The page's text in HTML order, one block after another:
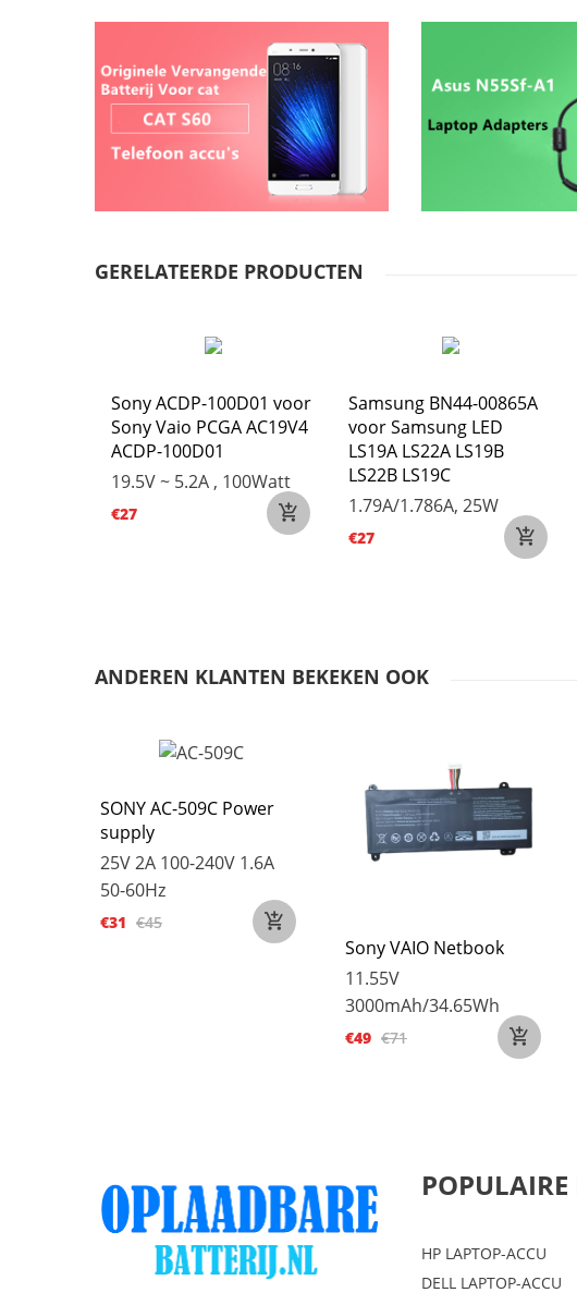
GERELATEERDE PRODUCTEN
Sony ACDP-100D01 voor
Sony Vaio PCGA AC19V4
ACDP-100D01
19.5V ~ 5.2A , 100Watt
€27
Samsung BN44-00865A
voor Samsung LED
LS19A LS22A LS19B
LS22B LS19C
1.79A/1.786A, 25W
€27
ANDEREN KLANTEN BEKEKEN OOK
SONY AC-509C Power
supply
25V 2A 100-240V 1.6A
50-60Hz
€31 €45
Sony VAIO Netbook
11.55V
3000mAh/34.65Wh
€49 €71
POPULAIRE
HP LAPTOP-ACCU
DELL LAPTOP-ACCU